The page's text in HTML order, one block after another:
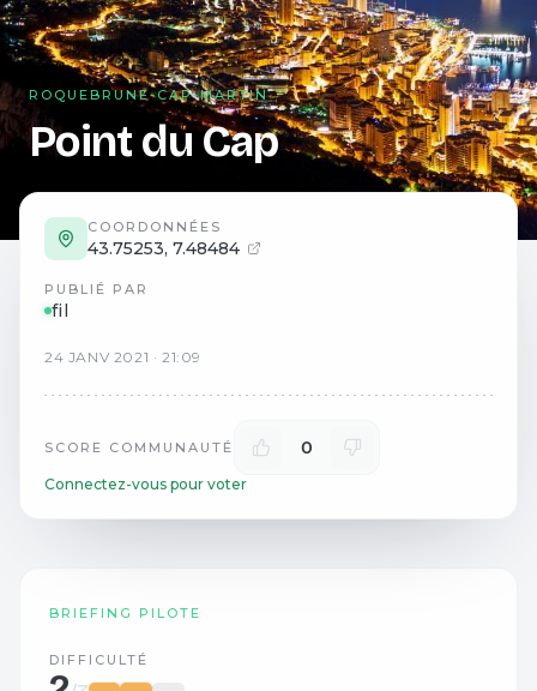
ROQUEBRUNE-CAP-MARTIN
Point du Cap
COORDONNÉES
43.75253, 7.48484
PUBLIÉ PAR
fil
24 JANV 2021 ·21:09
SCORE COMMUNAUTÉ 0
Connectez-vous pour voter
BRIEFING PILOTE
DIFFICULTÉ